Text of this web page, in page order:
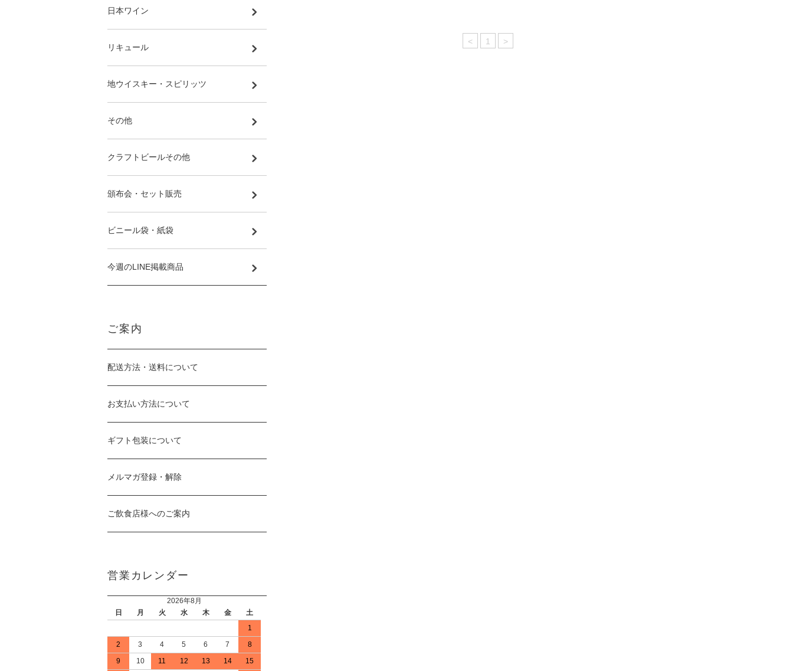
< 1 >
日本ワイン
リキュール
地ウイスキー・スピリッツ
その他
クラフトビールその他
頒布会・セット販売
ビニール袋・紙袋
今週のLINE掲載商品
ご案内
配送方法・送料について
お支払い方法について
ギフト包装について
メルマガ登録・解除
ご飲食店様へのご案内
営業カレンダー
2026年8月
日
月 火 水 木 金
土
1
2
3 4 5 6 7
8
9
10 11 12 13 14
15